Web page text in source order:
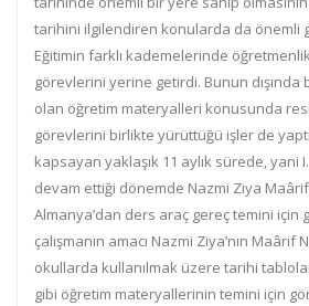
tarihini ilgilendiren konularda da önemli
Eğitimin farklı kademelerinde
görevlerini yerine getirdi. Bunun dışında
olan öğretim materyalleri konusunda
görevlerini birlikte yürüttüğü işler de
kapsayan yaklaşık 11 aylık sürede, yani I.
devam ettiği dönemde Nazmi Ziya
Almanya’dan ders araç gereç temini için
çalışmanın amacı Nazmi Ziya’nın
okullarda kullanılmak üzere tarihi
gibi öğretim materyallerinin temini için